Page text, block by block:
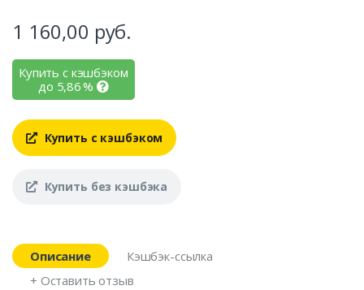
1 160,00 руб.
Купить с кэшбэком
до 5,86%
Купить с кэшбэком
Купить без кэшбэка
Описание
Кэшбэк-ссылка
+ Оставить отзыв